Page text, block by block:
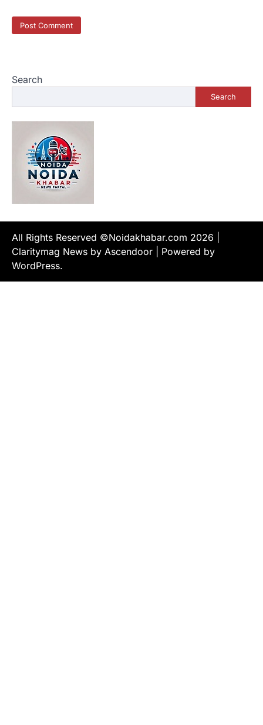
Search
Search
All Rights Reserved ©Noidakhabar.com 2026
Claritymag News by Ascendoor | Powered by
WordPress.